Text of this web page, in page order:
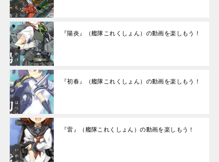
『陽炎』（艦隊これくしょん）の動画を楽しもう！
『初春』（艦隊これくしょん）の動画を楽しもう！
『雷』（艦隊これくしょん）の動画を楽しもう！